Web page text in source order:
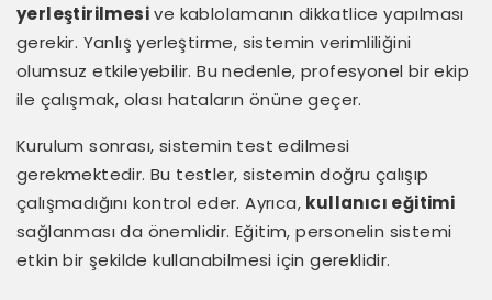
yerleştirilmesive kablolamanın dikkatlice yapılması
gerekir. Yanlış yerleştirme, sistemin verimliliğini
olumsuz etkileyebilir. Bu nedenle, profesyonel bir ekip
ile çalışmak, olası hataların önüne geçer.
Kurulum sonrası, sistemin test edilmesi
gerekmektedir. Bu testler, sistemin doğru çalışıp
çalışmadığını kontrol eder. Ayrıca, kullanıcı eğitimi
sağlanması da önemlidir. Eğitim, personelin sistemi
etkin bir şekilde kullanabilmesi için gereklidir.